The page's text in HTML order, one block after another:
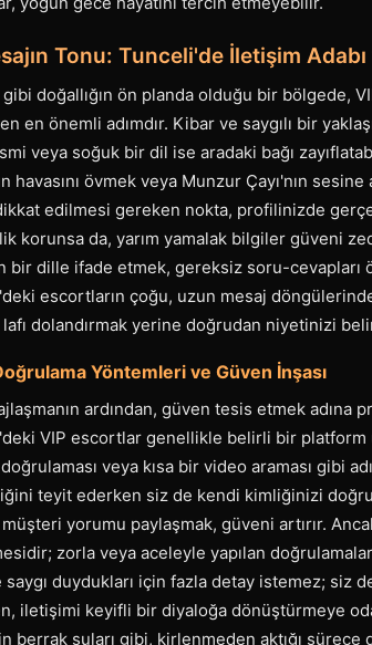
Tonu: Tunceli'de İletişim
doğallığın ön planda olduğu bir bölgede,
en önemli adımdır. Kibar ve saygılı bir
veya soğuk bir dil ise aradaki bağı
havasını övmek veya Munzur Çayı'nın
edilmesi gereken nokta, profilinizde
korunsa da, yarım yamalak bilgiler güveni
bir dille ifade etmek, gereksiz soru-cevapları
escortların çoğu, uzun mesaj
dolandırmak yerine doğrudan niyetinizi
Yöntemleri ve Güven İnşası
ardından, güven tesis etmek
VIP escortlar genellikle belirli bir
veya kısa bir video araması gibi
teyit ederken siz de kendi kimliğinizi
yorumu paylaşmak, güveni artırır.
zorla veya aceleyle yapılan
duydukları için fazla detay istemez; siz
iletişimi keyifli bir diyaloğa dönüştürmeye
berrak suları gibi, kirlenmeden aktığı sürece